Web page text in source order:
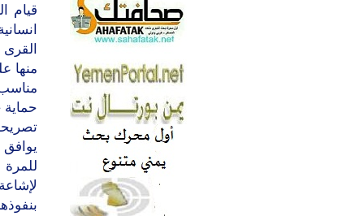
قيام
منها
حماية
يوافق
للمرة